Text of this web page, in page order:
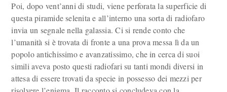
Poi, dopo vent’anni di studi, viene perforata la superficie di
questa piramide selenita e all’interno una sorta di radiofaro
invia un segnale nella galassia. Ci si rende conto che
l’umanità si è trovata di fronte a una prova messa lì da un
popolo antichissimo e avanzatissimo, che in cerca di suoi
simili aveva posto questi radiofari su tanti mondi diversi in
attesa di essere trovati da specie in possesso dei mezzi per